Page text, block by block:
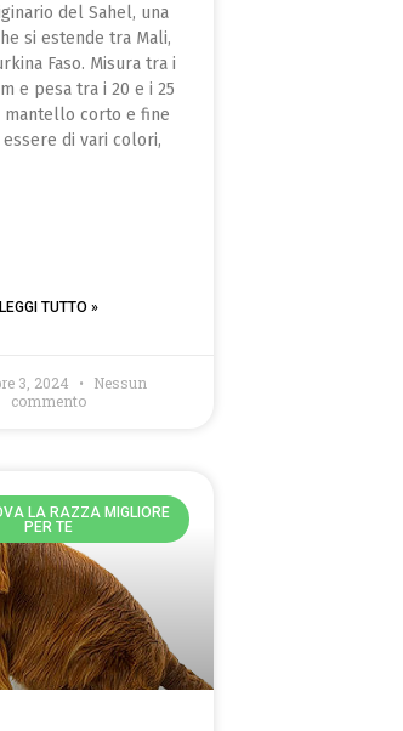
del Sahel, una
si estende tra Mali,
Faso. Misura tra i
e pesa tra i 20 e i 25
mantello corto e fine
di vari colori,
LEGGI TUTTO »
3, 2024
Nessun
commento
LA RAZZA MIGLIORE
PER TE